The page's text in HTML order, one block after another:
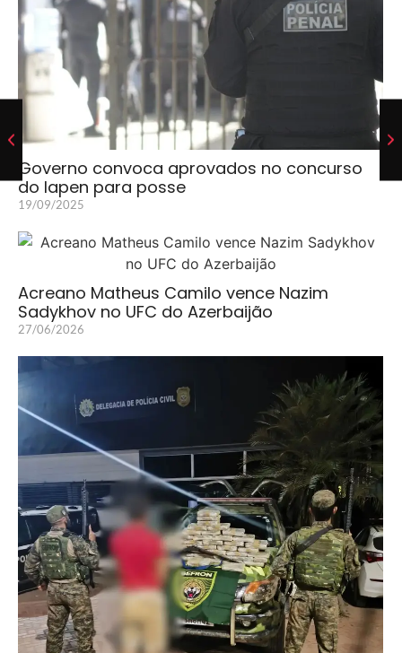
Governo convoca aprovados no concurso
do Iapen para posse
19/09/2025
Acreano Matheus Camilo vence Nazim
Sadykhov no UFC do Azerbaijão
27/06/2026